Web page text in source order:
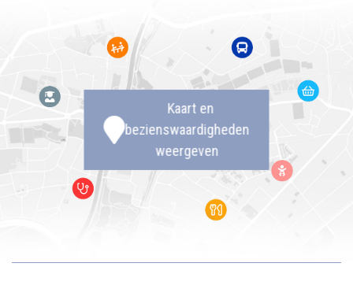
Kaart en
bezienswaardigheden
weergeven